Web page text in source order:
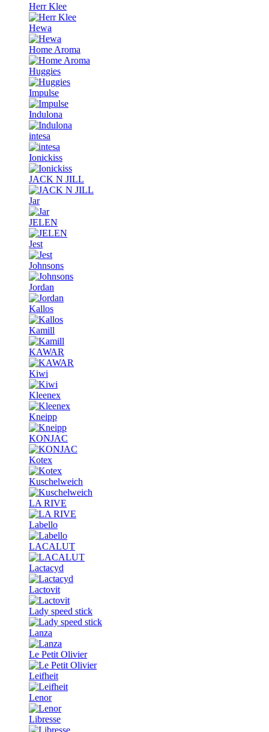
Herr Klee
Hewa
Home Aroma
Huggies
Impulse
Indulona
intesa
Ionickiss
JACK N JILL
Jar
JELEN
Jest
Johnsons
Jordan
Kallos
Kamill
KAWAR
Kiwi
Kleenex
Kneipp
KONJAC
Kotex
Kuschelweich
LA RIVE
Labello
LACALUT
Lactacyd
Lactovit
Lady speed stick
Lanza
Le Petit Olivier
Leifheit
Lenor
Libresse